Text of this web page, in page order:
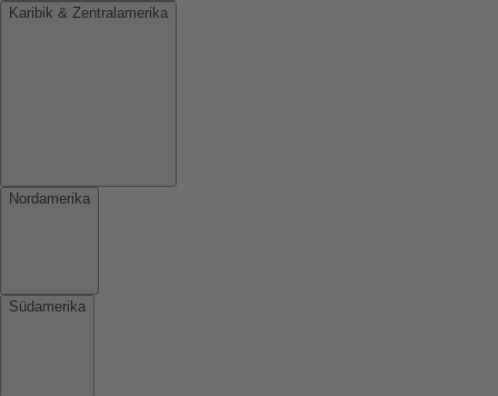
Karibik & Zentralamerika
Nordamerika
Südamerika